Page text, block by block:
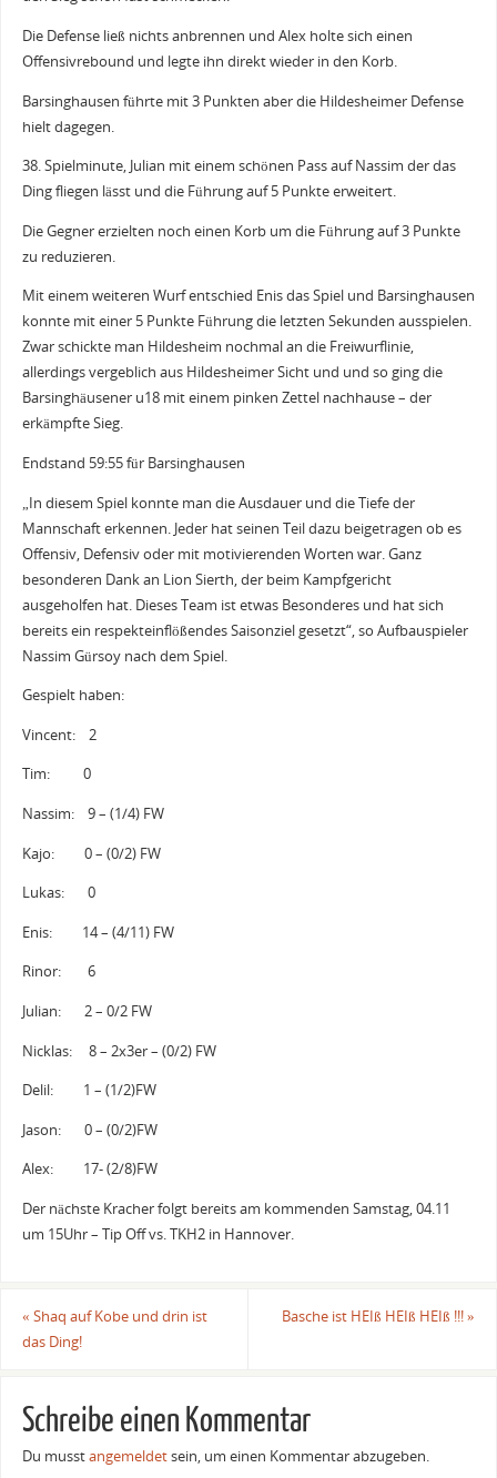
Die Defense ließ nichts anbrennen und Alex holte sich einen
Offensivrebound und legte ihn direkt wieder in den Korb.
Barsinghausen führte mit 3 Punkten aber die Hildesheimer Defense
hielt dagegen.
38. Spielminute, Julian mit einem schönen Pass auf Nassim der das
Ding fliegen lässt und die Führung auf 5 Punkte erweitert.
Die Gegner erzielten noch einen Korb um die Führung auf 3 Punkte
zu reduzieren.
Mit einem weiteren Wurf entschied Enis das Spiel und Barsinghausen
konnte mit einer 5 Punkte Führung die letzten Sekunden ausspielen.
Zwar schickte man Hildesheim nochmal an die Freiwurflinie,
allerdings vergeblich aus Hildesheimer Sicht und und so ging die
Barsinghäusener u18 mit einem pinken Zettel nachhause – der
erkämpfte Sieg.
Endstand 59:55 für Barsinghausen
„In diesem Spiel konnte man die Ausdauer und die Tiefe der
Mannschaft erkennen. Jeder hat seinen Teil dazu beigetragen ob es
Offensiv, Defensiv oder mit motivierenden Worten war. Ganz
besonderen Dank an Lion Sierth, der beim Kampfgericht
ausgeholfen hat. Dieses Team ist etwas Besonderes und hat sich
bereits ein respekteinflößendes Saisonziel gesetzt“, so Aufbauspieler
Nassim Gürsoy nach dem Spiel.
Gespielt haben:
Vincent: 2
Tim: 0
Nassim: 9 – (1/4) FW
Kajo: 0 – (0/2) FW
Lukas: 0
Enis: 14 – (4/11) FW
Rinor: 6
Julian: 2 – 0/2 FW
Nicklas: 8 – 2x3er – (0/2) FW
Delil: 1 – (1/2)FW
Jason: 0 – (0/2)FW
Alex: 17- (2/8)FW
Der nächste Kracher folgt bereits am kommenden Samstag, 04.11
um 15Uhr – Tip Off vs. TKH2 in Hannover.
« Shaq auf Kobe und drin ist
das Ding!
Basche ist HEIß HEIß HEIß !!!»
Schreibe einen Kommentar
Du musstangemeldetsein, um einen Kommentar abzugeben.